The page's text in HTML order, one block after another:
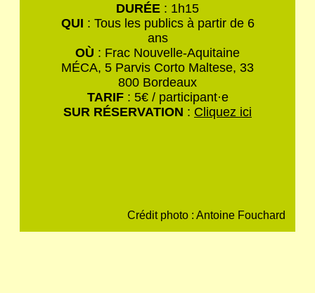
DURÉE : 1h15
QUI : Tous les publics à partir de 6
ans
OÙ : Frac Nouvelle-Aquitaine
MÉCA, 5 Parvis Corto Maltese, 33
800 Bordeaux
TARIF: 5€ / participant·e
SUR RÉSERVATION : Cliquez ici
Crédit photo : Antoine Fouchard